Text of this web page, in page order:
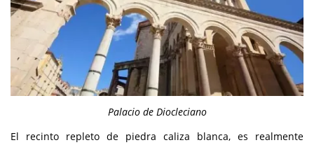
Palacio de Diocleciano
El recinto repleto de piedra caliza blanca, es realmente